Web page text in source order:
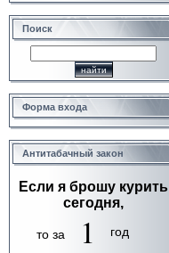
Поиск
Форма входа
Антитабачный закон
Если я брошу курить
сегодня,
то за 1 год